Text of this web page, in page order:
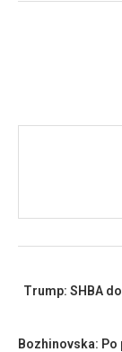
Trump: SHBA
Bozhinovska: